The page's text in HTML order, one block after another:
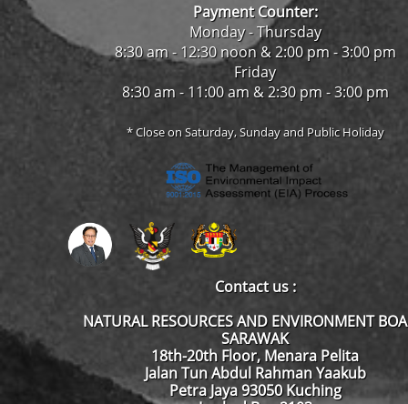
Payment Counter:
Monday - Thursday
8:30 am - 12:30 noon & 2:00 pm - 3:00 pm
Friday
8:30 am - 11:00 am & 2:30 pm - 3:00 pm
* Close on Saturday, Sunday and Public Holiday
Contact us :
NATURAL RESOURCES AND ENVIRONMENT
SARAWAK
18th-20th Floor, Menara Pelita
Jalan Tun Abdul Rahman Yaakub
Petra Jaya 93050 Kuching